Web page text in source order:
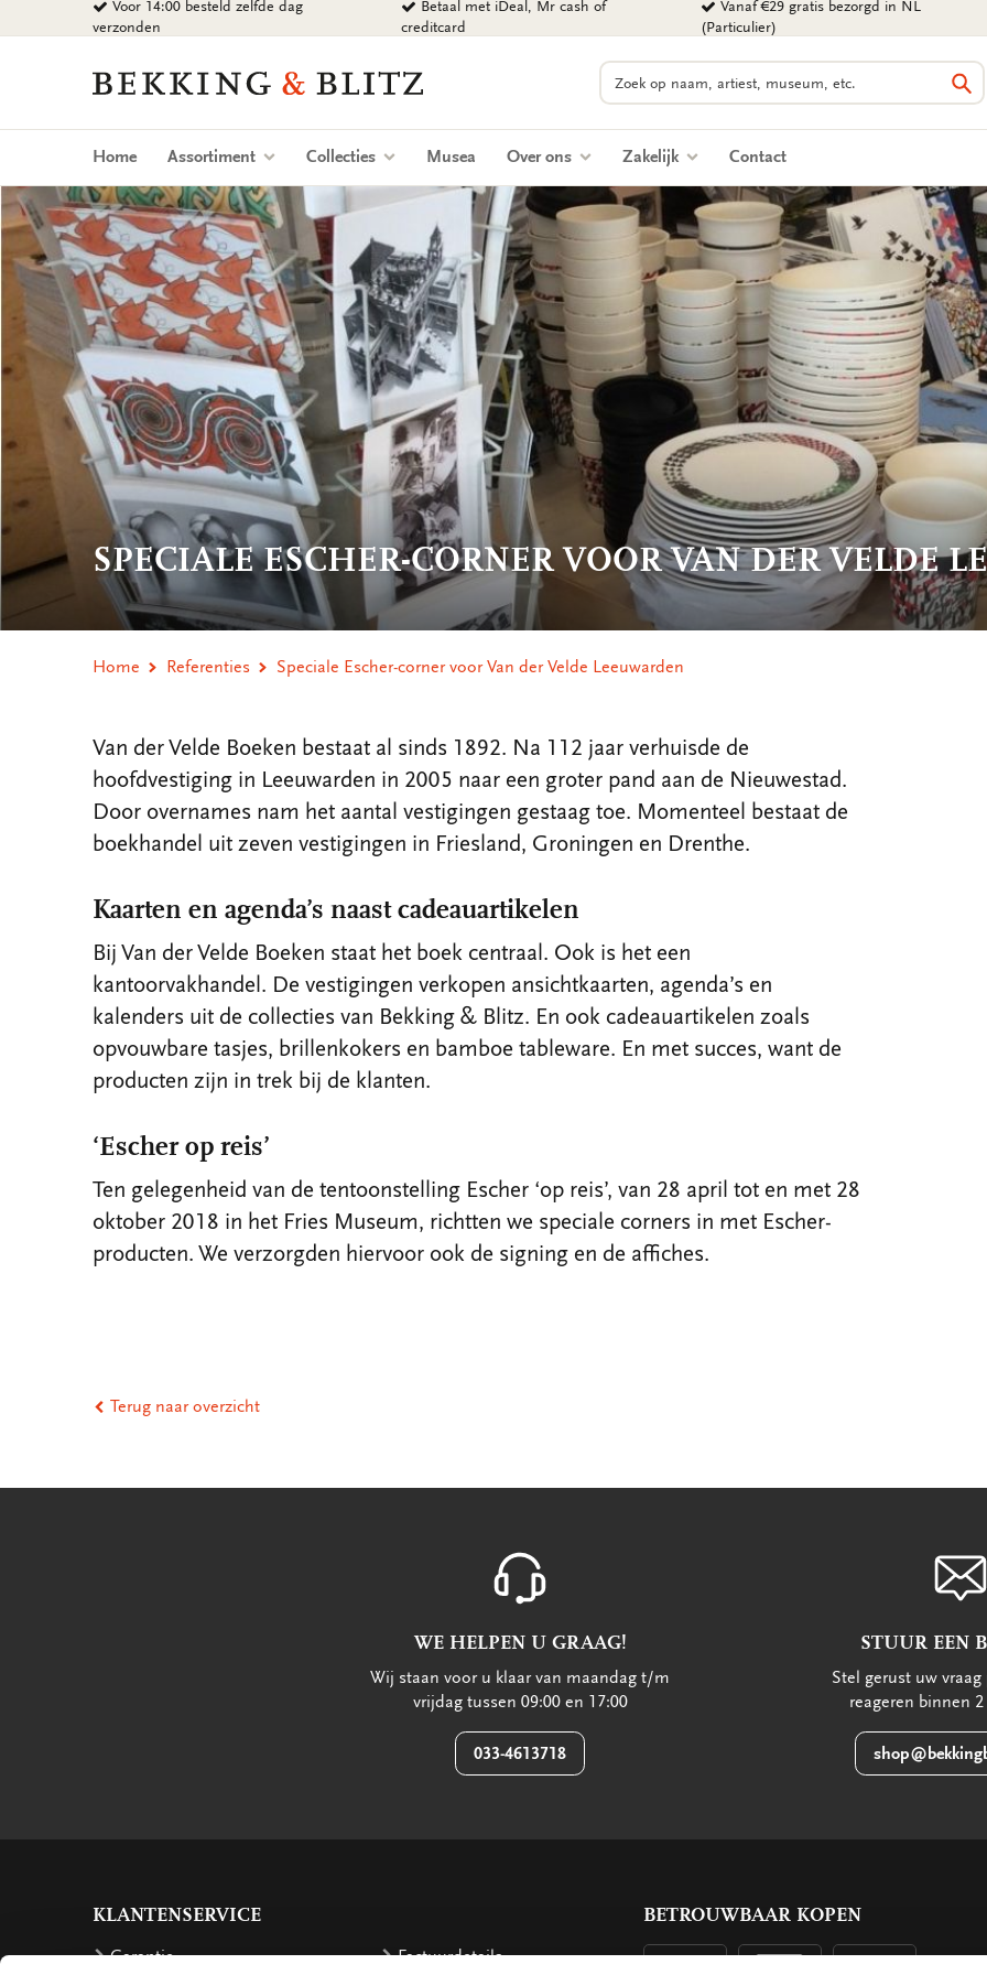
naar
Voor 14:00 besteld zelfde dag
verzonden
Betaal met iDeal, Mr cash of
creditcard
Vanaf €29 gratis bezorgd in NL
(Particulier)
Bekking
Blitz
Uitgevers
Zoeken
Home Assortiment Collecties Musea Over ons Zakelijk Contact
SPECIALE ESCHER-CORNER VOOR VAN DER VELDE
Home Referenties Speciale Escher-corner voor Van der Velde Leeuwarden
Van der Velde Boeken bestaat al sinds 1892. Na 112 jaar verhuisde de
hoofdvestiging in Leeuwarden in 2005 naar een groter pand aan de Nieuwestad.
Door overnames nam het aantal vestigingen gestaag toe. Momenteel bestaat de
boekhandel uit zeven vestigingen in Friesland, Groningen en Drenthe.
Kaarten en agenda’s naast cadeauartikelen
Bij Van der Velde Boeken staat het boek centraal. Ook is het een
kantoorvakhandel. De vestigingen verkopen ansichtkaarten, agenda’s en
kalenders uit de collecties van Bekking & Blitz. En ook cadeauartikelen zoals
opvouwbare tasjes, brillenkokers en bamboe tableware. En met succes, want de
producten zijn in trek bij de klanten.
‘Escher op reis’
Ten gelegenheid van de tentoonstelling Escher ‘op reis’, van 28 april tot en met 28
oktober 2018 in het Fries Museum, richtten we speciale corners in met Escher-
producten. We verzorgden hiervoor ook de signing en de affiches.
Terug naar overzicht
WE HELPEN U GRAAG!
Wij staan voor u klaar van maandag t/m
vrijdag tussen 09:00 en 17:00
033-4613718
STUUR EEN
Stel gerust uw
reageren binnen
KLANTENSERVICE
Garantie Factuurdetails
BETROUWBAAR KOPEN